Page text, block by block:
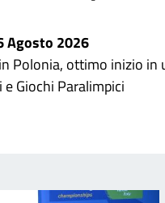
Agosto 2026
Polonia, ottimo inizio
e Giochi Paralimpici